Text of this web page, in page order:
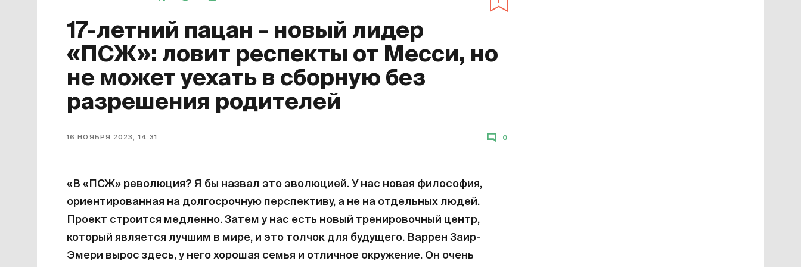
17-летний пацан – новый лидер
«ПСЖ»: ловит респекты от Месси, но
не может уехать в сборную без
разрешения родителей
16 НОЯБРЯ 2023, 14:31 0
«В «ПСЖ» революция? Я бы назвал это эволюцией. У нас новая философия,
ориентированная на долгосрочную перспективу, а не на отдельных людей.
Проект строится медленно. Затем у нас есть новый тренировочный центр,
который является лучшим в мире, и это толчок для будущего. Варрен Заир-
Эмери вырос здесь, у него хорошая семья и отличное окружение. Он очень